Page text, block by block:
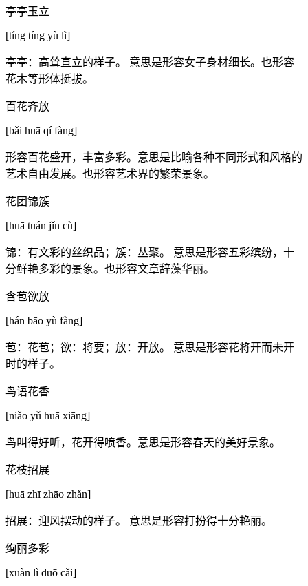
亭亭玉立
[tíng tíng yù lì]
亭亭：高耸直立的样子。 意思是形容女子身材细长。也形容
花木等形体挺拔。
百花齐放
[bǎi huā qí fàng]
形容百花盛开，丰富多彩。意思是比喻各种不同形式和风格的
艺术自由发展。也形容艺术界的繁荣景象。
花团锦簇
[huā tuán jǐn cù]
锦：有文彩的丝织品；簇：丛聚。 意思是形容五彩缤纷，十
分鲜艳多彩的景象。也形容文章辞藻华丽。
含苞欲放
[hán bāo yù fàng]
苞：花苞；欲：将要；放：开放。 意思是形容花将开而未开
时的样子。
鸟语花香
[niǎo yǔ huā xiāng]
鸟叫得好听，花开得喷香。意思是形容春天的美好景象。
花枝招展
[huā zhī zhāo zhǎn]
招展：迎风摆动的样子。 意思是形容打扮得十分艳丽。
绚丽多彩
[xuàn lì duō cǎi]